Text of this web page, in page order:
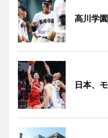
高川学
日本、